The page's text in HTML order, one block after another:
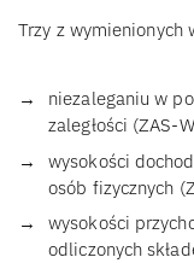
Trzy z wymienionych
niezaleganiu w
zaległości (ZAS-
wysokości
osób fizycznych
wysokości
odliczonych